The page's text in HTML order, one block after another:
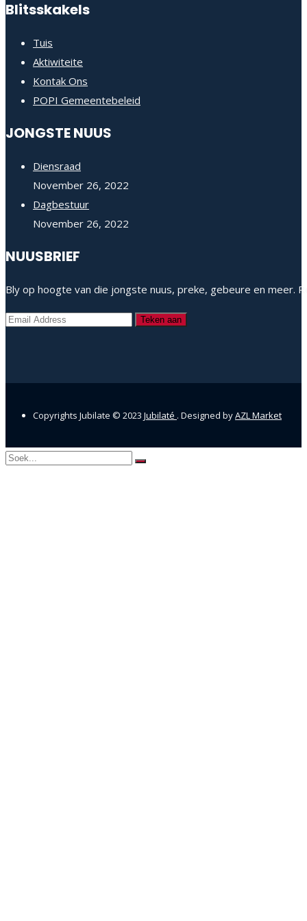
Blitsskakels
Tuis
Aktiwiteite
Kontak Ons
POPI Gemeentebeleid
JONGSTE NUUS
Diensraad
November 26, 2022
Dagbestuur
November 26, 2022
NUUSBRIEF
Bly op hoogte van die jongste nuus, preke, gebeure en meer.
Copyrights Jubilate © 2023 Jubilaté . Designed byAZL Market